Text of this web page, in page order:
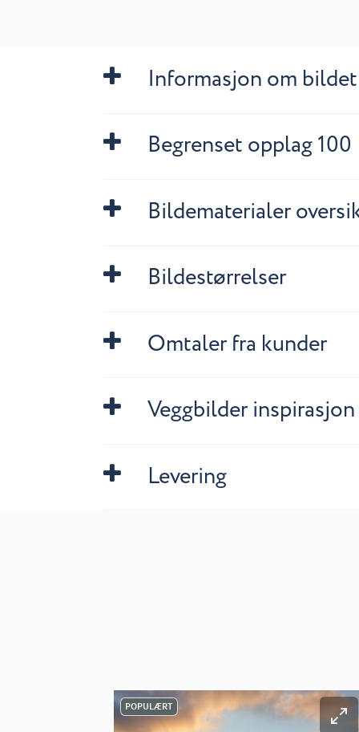
Informasjon om bildet
Begrenset opplag 100
Bildematerialer
Bildestørrelser
Omtaler fra kunder
Veggbilder inspirasjon
Levering
POPULÆRT